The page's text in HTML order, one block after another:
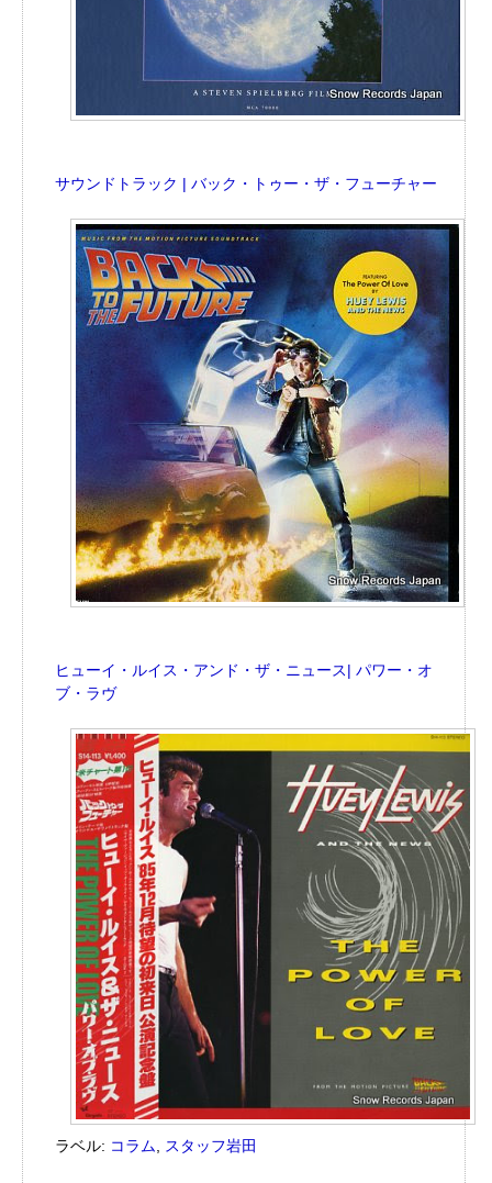
サウンドトラック | バック・トゥー・ザ・フューチャー
ヒューイ・ルイス・アンド・ザ・ニュース| パワー・オ
ブ・ラヴ
ラベル: コラム スタッフ岩田